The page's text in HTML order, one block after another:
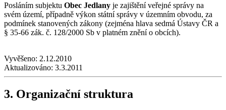
Posláním subjektu Obec Jedlany je zajištění veřejné správy na
svém území, případně výkon státní správy v územním obvodu, za
podmínek stanovených zákony (zejména hlava sedmá Ústavy ČR a
§ 35-66 zák. č. 128/2000 Sb v platném znění o obcích).
Vyvěšeno: 2.12.2010
Aktualizováno: 3.3.2011
3. Organizační struktura